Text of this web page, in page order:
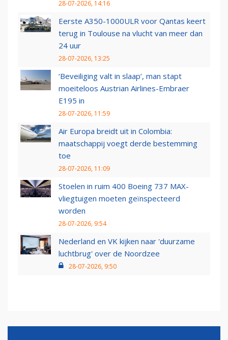
28-07-2026, 14:16
Eerste A350-1000ULR voor Qantas keert
terug in Toulouse na vlucht van meer dan
24 uur
28-07-2026, 13:25
‘Beveiliging valt in slaap’, man stapt
moeiteloos Austrian Airlines-Embraer
E195 in
28-07-2026, 11:59
Air Europa breidt uit in Colombia:
maatschappij voegt derde bestemming
toe
28-07-2026, 11:09
Stoelen in ruim 400 Boeing 737 MAX-
vliegtuigen moeten geïnspecteerd
worden
28-07-2026, 9:54
Nederland en VK kijken naar 'duurzame
luchtbrug' over de Noordzee
28-07-2026, 9:50